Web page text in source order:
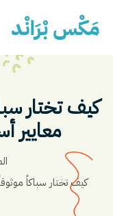
معايير